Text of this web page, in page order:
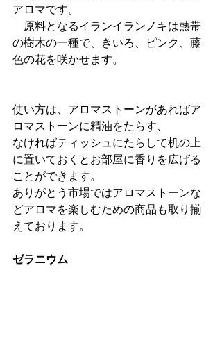
アロマです。
原料となるイランイランノキは熱帯
の樹木の一種で、きいろ、ピンク、藤
色の花を咲かせます。
使い方は、アロマストーンがあればア
ロマストーンに精油をたらす、
なければティッシュにたらして机の上
に置いておくとお部屋に香りを広げる
ことができます。
ありがとう市場ではアロマストーンな
どアロマを楽しむための商品も取り揃
えております。
ゼラニウム